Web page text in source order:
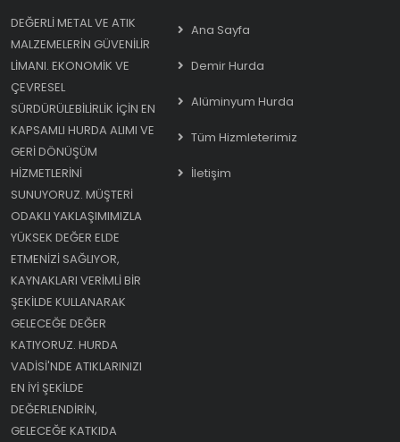
DEĞERLI METAL VE ATIK
MALZEMELERIN GÜVENILIR
LIMANI. EKONOMIK VE
ÇEVRESEL
SÜRDÜRÜLEBILIRLIK IÇIN EN
KAPSAMLI HURDA ALIMI VE
GERI DÖNÜŞÜM
HIZMETLERINI
SUNUYORUZ. MÜŞTERI
ODAKLI YAKLAŞIMIMIZLA
YÜKSEK DEĞER ELDE
ETMENIZI SAĞLIYOR,
KAYNAKLARI VERIMLI BIR
ŞEKILDE KULLANARAK
GELECEĞE DEĞER
KATIYORUZ. HURDA
VADISI'NDE ATIKLARINIZI
EN IYI ŞEKILDE
DEĞERLENDIRIN,
GELECEĞE KATKIDA
Ana Sayfa
Demir Hurda
Alüminyum Hurda
Tüm Hizmleterimiz
İletişim